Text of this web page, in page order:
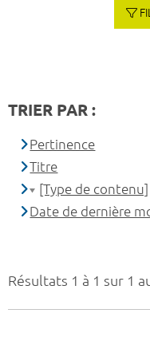
Résultats 1 à 1 sur 1
TRIER PAR :
Pertinence
Titre
[Type de contenu]
Date de dernière